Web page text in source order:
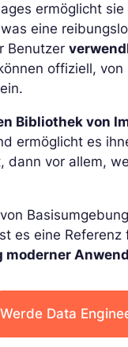
ermöglicht
eine
Benutzer
offiziell,
Bibliothek von
ermöglicht es
dann vor allem,
es eine
Werde Data